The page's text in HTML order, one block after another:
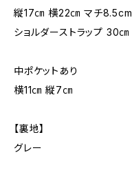
縦17㎝ 横22㎝ マチ8.5cm
ショルダーストラップ 30㎝
中ポケットあり
横11㎝ 縦7㎝
【裏地】
グレー